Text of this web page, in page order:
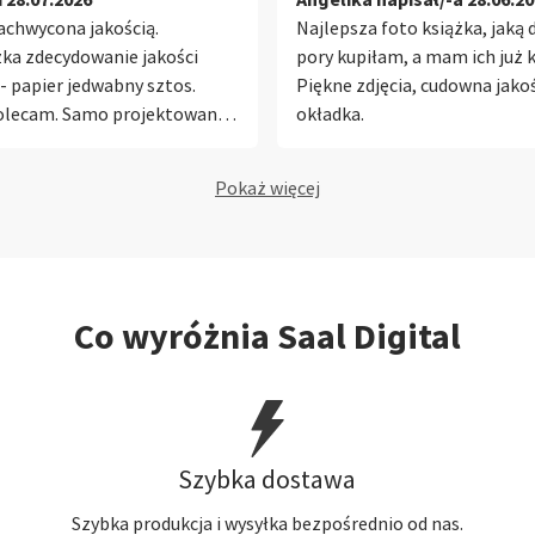
tym szkłem
Ma taką fajną głębię,
i wygląda to po prostu
na żywo... W środku
strony nie mają żadnego
znaków. Wygląda to bardzo
prywatny album zrobiony
jakością.
zdecydowanie jakości
papier jedwabny sztos.
Samo projektowanie
Najlepsza foto książka, jaką
pory kupiłam, a mam ich już
Piękne zdjęcia, cudowna
okładka.
Pokaż więcej
Co wyróżnia Saal Digital
Szybka dostawa
Szybka produkcja i wysyłka bezpośrednio od nas.